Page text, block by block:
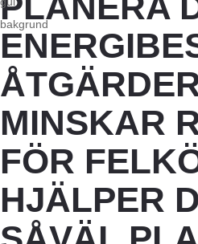
MINSKAR
FÖR
HJÄLPER